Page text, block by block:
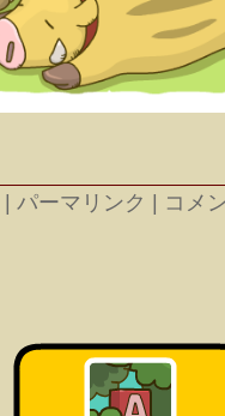
| パーマリンク | コメ